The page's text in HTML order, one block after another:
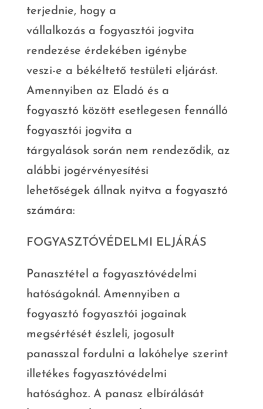
terjednie, hogy a
vállalkozás a fogyasztói jogvita
rendezése érdekében igénybe
veszi-e a békéltető testületi eljárást.
Amennyiben az Eladó és a
fogyasztó között esetlegesen fennálló
fogyasztói jogvita a
tárgyalások során nem rendeződik, az
alábbi jogérvényesítési
lehetőségek állnak nyitva a fogyasztó
számára:
FOGYASZTÓVÉDELMI ELJÁRÁS
Panasztétel a fogyasztóvédelmi
hatóságoknál. Amennyiben a
fogyasztó fogyasztói jogainak
megsértését észleli, jogosult
panasszal fordulni a lakóhelye szerint
illetékes fogyasztóvédelmi
hatósághoz. A panasz elbírálását